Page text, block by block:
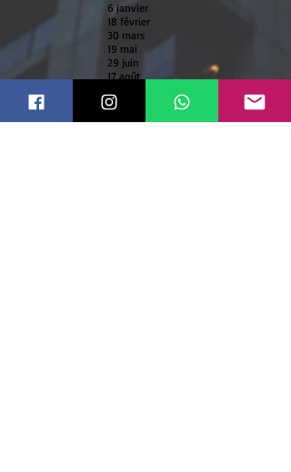
6 janvier
18 février
30 mars
19 mai
29 juin
17 août
9 novembre